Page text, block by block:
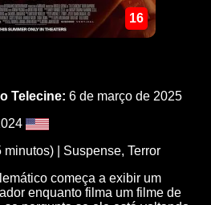
16
Telecine: 6 de março de 2025
| Suspense, Terror
começa a exibir um
enquanto filma um filme de